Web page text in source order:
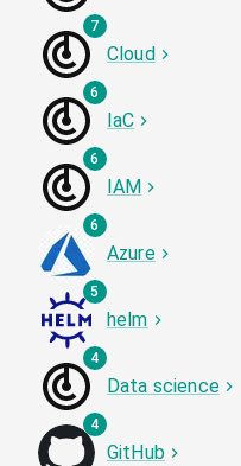
7
Cloud
6
IaC
6
IAM
6
Azure
5
helm
4
Data science
4
GitHub